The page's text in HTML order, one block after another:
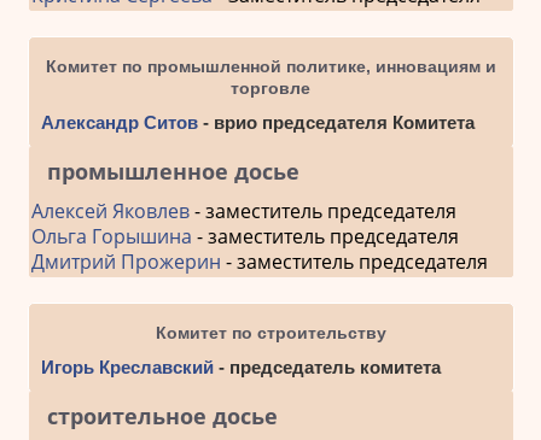
Комитет по промышленной политике, инновациям и
торговле
Александр Ситов- врио председателя Комитета
промышленное досье
Алексей Яковлев- заместитель председателя
Ольга Горышина - заместитель председателя
Дмитрий Прожерин - заместитель председателя
Комитет по строительству
Игорь Креславский - председатель комитета
строительное досье